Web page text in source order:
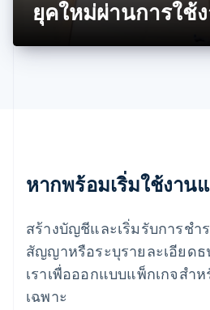
ยุคใหม่ผ่านการใช้
หากพร้อมเริ่มใช้งาน
สร้างบัญชีและเริ่มรับการชำ
สัญญาหรือระบุรายละเอียด
เราเพื่อออกแบบแพ็กเกจสำ
เฉพาะ
EspañolEnglish
ยิบรอลตาร์
เยอรมนี
English
ลิกเตนสไตน์
ลิทัวเนีย
English
สเปน
EspañolEnglish
English